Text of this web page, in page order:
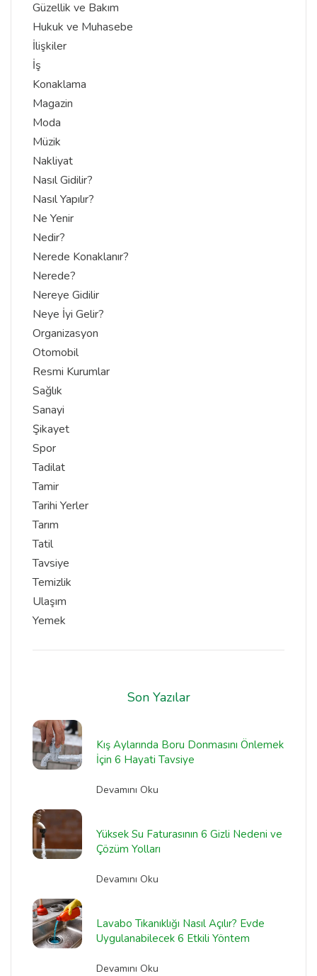
Güzellik ve Bakım
Hukuk ve Muhasebe
İlişkiler
İş
Konaklama
Magazin
Moda
Müzik
Nakliyat
Nasıl Gidilir?
Nasıl Yapılır?
Ne Yenir
Nedir?
Nerede Konaklanır?
Nerede?
Nereye Gidilir
Neye İyi Gelir?
Organizasyon
Otomobil
Resmi Kurumlar
Sağlık
Sanayi
Şikayet
Spor
Tadilat
Tamir
Tarihi Yerler
Tarım
Tatil
Tavsiye
Temizlik
Ulaşım
Yemek
Son Yazılar
Kış Aylarında Boru Donmasını Önlemek
İçin 6 Hayati Tavsiye
Devamını Oku
Yüksek Su Faturasının 6 Gizli Nedeni ve
Çözüm Yolları
Devamını Oku
Lavabo Tıkanıklığı Nasıl Açılır? Evde
Uygulanabilecek 6 Etkili Yöntem
Devamını Oku